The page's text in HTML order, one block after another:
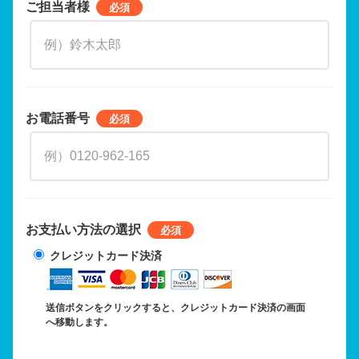
ご担当者様
お電話番号
お支払い方法の選択
クレジットカード決済
送信ボタンをクリックすると、クレジットカード決済の画面
へ移動します。